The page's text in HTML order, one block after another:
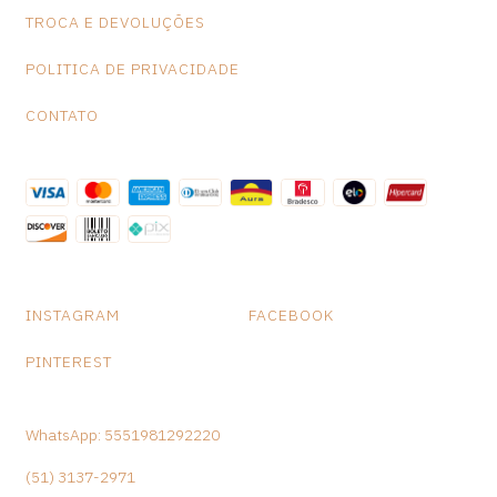
Medidas: A-30cm L-30cm P-23cm Peso: 1.985 gramas
TROCA E DEVOLUÇÕES
POLITICA DE PRIVACIDADE
CONTATO
INSTAGRAM FACEBOOK
PINTEREST
WhatsApp: 5551981292220
(51) 3137-2971